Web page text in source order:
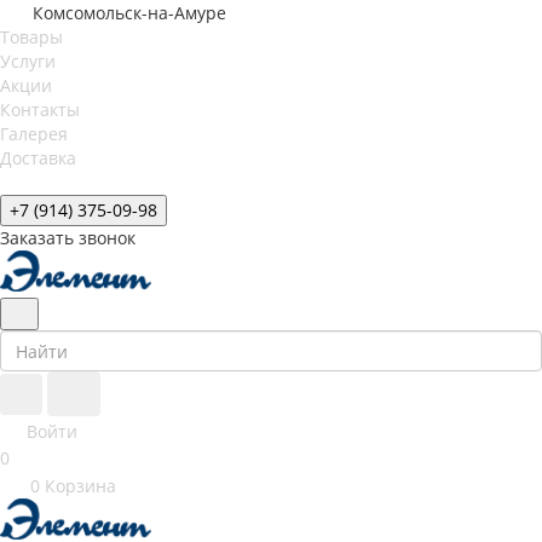
Комсомольск-на-Амуре
Товары
Услуги
Акции
Контакты
Галерея
Доставка
+7 (914) 375-09-98
Заказать звонок
Войти
0
0 Корзина